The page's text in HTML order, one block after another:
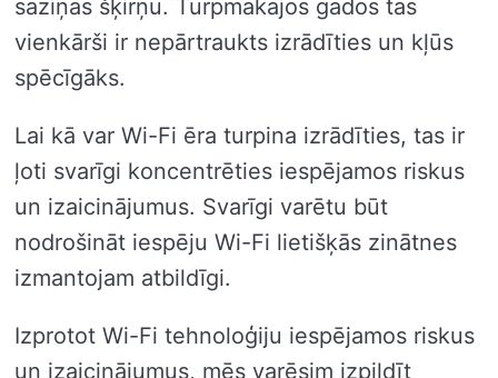
saziņas šķirņu. Turpmākajos gados tas
vienkārši ir nepārtraukts izrādīties un kļūs
spēcīgāks.
Lai kā var Wi-Fi ēra turpina izrādīties, tas ir
ļoti svarīgi koncentrēties iespējamos riskus
un izaicinājumus. Svarīgi varētu būt
nodrošināt iespēju Wi-Fi lietišķās zinātnes
izmantojam atbildīgi.
Izprotot Wi-Fi tehnoloģiju iespējamos riskus
un izaicinājumus, mēs varēsim izpildīt